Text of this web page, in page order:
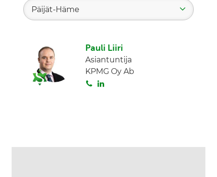
Päijät-Häme
Pauli Liiri
Asiantuntija
KPMG Oy Ab
S